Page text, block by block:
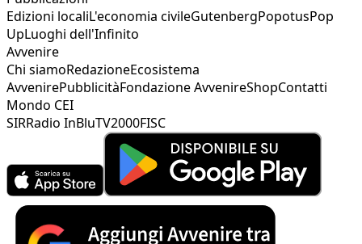
Edizioni localiL'economia civileGutenbergPopotusPop
UpLuoghi dell'Infinito
Avvenire
Chi siamoRedazioneEcosistema
AvvenirePubblicitàFondazione AvvenireShopContatti
Mondo CEI
SIRRadio InBluTV2000FISC